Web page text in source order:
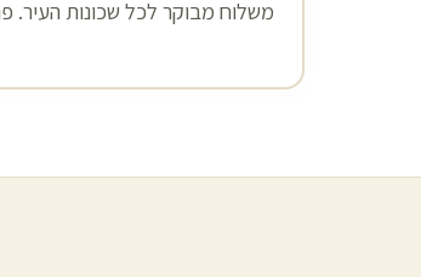
משלוח מבוקר לכל שכונות העיר.